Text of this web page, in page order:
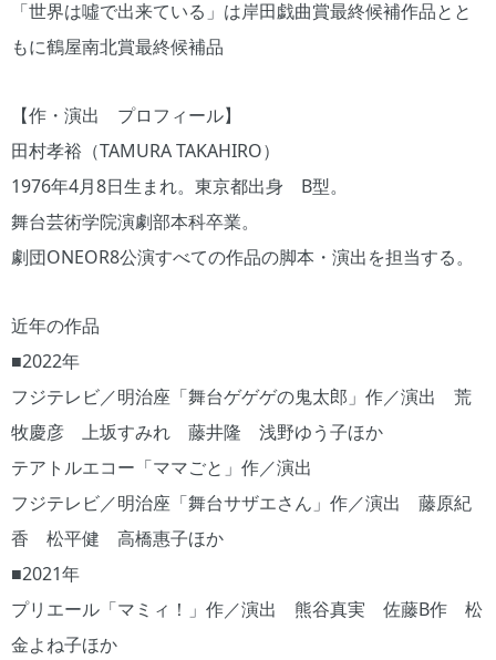
「世界は噓で出来ている」は岸田戯曲賞最終候補作品とと
もに鶴屋南北賞最終候補品
【作・演出 プロフィール】
田村孝裕（TAMURA TAKAHIRO）
1976年4月8日生まれ。東京都出身 B型。
舞台芸術学院演劇部本科卒業。
劇団ONEOR8公演すべての作品の脚本・演出を担当する。
近年の作品
■2022年
フジテレビ／明治座「舞台ゲゲゲの鬼太郎」作／演出 荒
牧慶彦 上坂すみれ 藤井隆 浅野ゆう子ほか
テアトルエコー「ママごと」作／演出
フジテレビ／明治座「舞台サザエさん」作／演出 藤原紀
香 松平健 高橋惠子ほか
■2021年
プリエール「マミィ！」作／演出 熊谷真実 佐藤B作 松
金よね子ほか